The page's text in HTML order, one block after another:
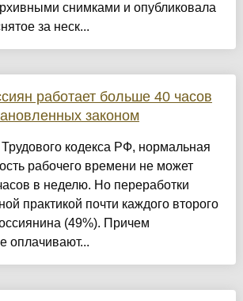
снимками и опубликовала
за неск...
работает больше 40 часов
законом
кодекса РФ, нормальная
рабочего времени не может
в неделю. Но переработки
практикой почти каждого второго
(49%). Причем
оплачивают...